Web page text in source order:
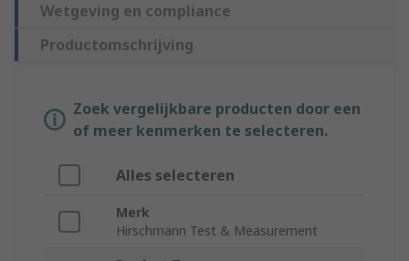
Wetgeving en compliance
Productomschrijving
Zoek vergelijkbare producten door een
of meer kenmerken te selecteren.
Alles selecteren
Merk
Hirschmann Test & Measurement